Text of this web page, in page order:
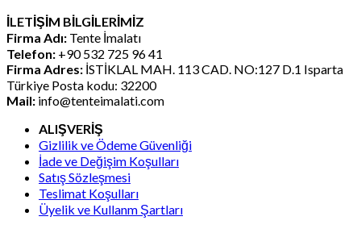
₺12.234,37.
İLETİŞİM BİLGİLERİMİZ
Firma Adı: Tente İmalatı
Telefon: +90 532 725 96 41
Firma Adres: İSTİKLAL MAH. 113 CAD. NO:127 D.1 Isparta
Türkiye Posta kodu: 32200
Mail: info@tenteimalati.com
ALIŞVERİŞ
Gizlilik ve Ödeme Güvenliği
İade ve Değişim Koşulları
Satış Sözleşmesi
Teslimat Koşulları
Üyelik ve Kullanm Şartları